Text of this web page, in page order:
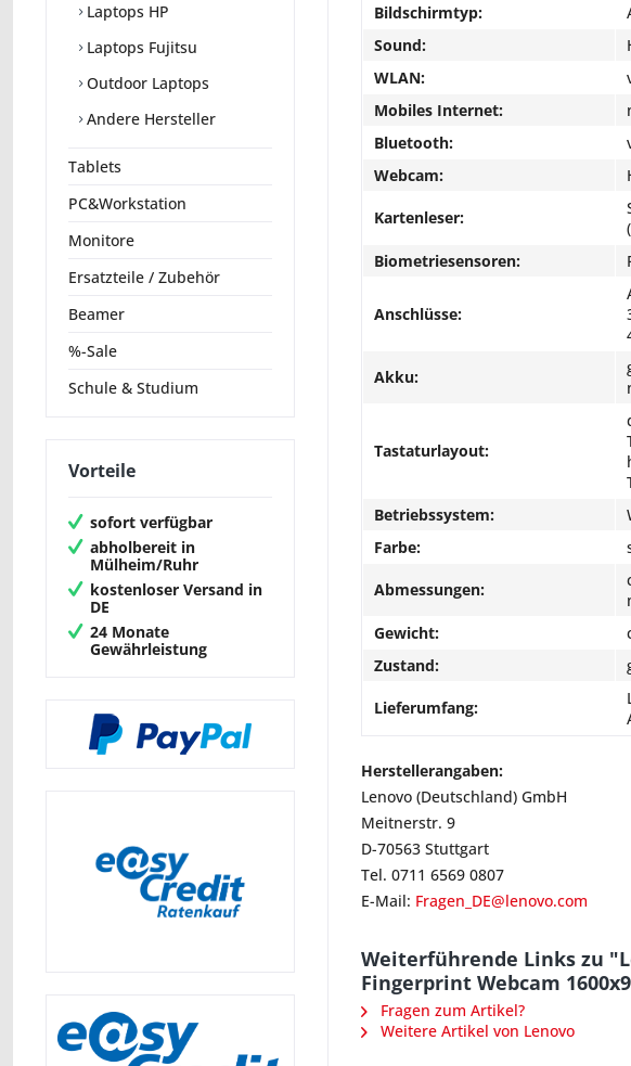
Laptops HP
Laptops Fujitsu
Outdoor Laptops
Andere Hersteller
Tablets
PC&Workstation
Monitore
Ersatzteile / Zubehör
Beamer
%-Sale
Schule & Studium
Vorteile
sofort verfügbar
abholbereit in
Mülheim/Ruhr
kostenloser Versand in
DE
24 Monate
Gewährleistung
Bildschirmtyp:
Sound:
WLAN:
Mobiles Internet:
Bluetooth:
Webcam:
Kartenleser:
Biometriesensoren:
Anschlüsse:
Akku:
Tastaturlayout:
Betriebssystem:
Farbe:
Abmessungen:
Gewicht:
Zustand:
Lieferumfang:
Herstellerangaben:
Lenovo (Deutschland) GmbH
Meitnerstr. 9
D-70563 Stuttgart
Tel. 0711 6569 0807
E-Mail: Fragen_DE@lenovo.com
Weiterführende Links zu
Fingerprint Webcam
Fragen zum Artikel?
Weitere Artikel von Lenovo